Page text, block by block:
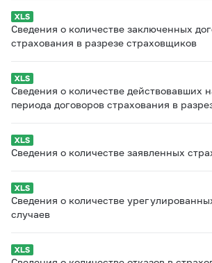
Сведения о количестве заключенных
страхования в разрезе страховщиков
Сведения о количестве действовавших
периода договоров страхования в
Сведения о количестве заявленных
Сведения о количестве
случаев